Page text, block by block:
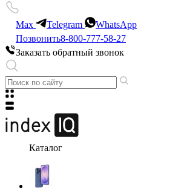
Max Telegram
WhatsApp
Позвонить8-800-777-58-27
Заказать обратный звонок
Каталог